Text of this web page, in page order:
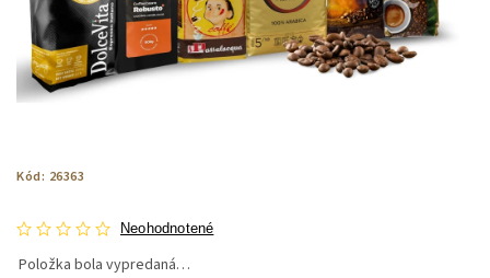
Kód: 26363
Neohodnotené
Položka bola vypredaná…